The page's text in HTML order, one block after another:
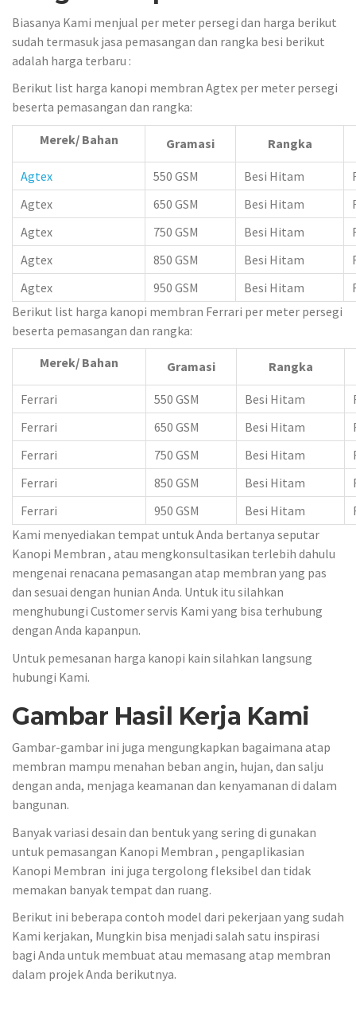
Biasanya Kami menjual per meter persegi dan harga berikut
sudah termasuk jasa pemasangan dan rangka besi berikut
adalah harga terbaru :
Berikut list harga kanopi membran Agtex per meter persegi
beserta pemasangan dan rangka:
Merek/ Bahan Gramasi Rangka
Agtex 550 GSM Besi Hitam
Agtex
650 GSM Besi Hitam
Agtex
750 GSM Besi Hitam
Agtex
850 GSM Besi Hitam
Agtex
950 GSM Besi Hitam
Berikut list harga kanopi membran Ferrari per meter persegi
beserta pemasangan dan rangka:
Merek/ Bahan Gramasi Rangka
Ferrari 550 GSM Besi Hitam
Ferrari
650 GSM Besi Hitam
Ferrari
750 GSM Besi Hitam
Ferrari
850 GSM Besi Hitam
Ferrari
950 GSM Besi Hitam
Kami menyediakan tempat untuk Anda bertanya seputar
Kanopi Membran , atau mengkonsultasikan terlebih dahulu
mengenai renacana pemasangan atap membran yang pas
dan sesuai dengan hunian Anda. Untuk itu silahkan
menghubungi Customer servis Kami yang bisa terhubung
dengan Anda kapanpun.
Untuk pemesanan harga kanopi kain silahkan langsung
hubungi Kami.
Gambar Hasil Kerja Kami
Gambar-gambar ini juga mengungkapkan bagaimana atap
membran mampu menahan beban angin, hujan, dan salju
dengan anda, menjaga keamanan dan kenyamanan di dalam
bangunan.
Banyak variasi desain dan bentuk yang sering di gunakan
untuk pemasangan Kanopi Membran , pengaplikasian
Kanopi Membran ini juga tergolong fleksibel dan tidak
memakan banyak tempat dan ruang.
Berikut ini beberapa contoh model dari pekerjaan yang sudah
Kami kerjakan, Mungkin bisa menjadi salah satu inspirasi
bagi Anda untuk membuat atau memasang atap membran
dalam projek Anda berikutnya.